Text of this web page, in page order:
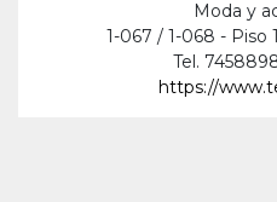
Moda y
1-067 / 1-068 - Piso
Tel.
https://